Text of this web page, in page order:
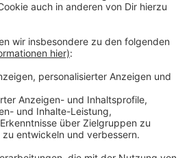
sollen das Bewusstsein für die
mit der Geschichte anregen.
Links zum Thema